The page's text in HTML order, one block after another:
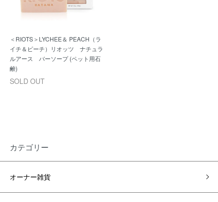
＜RIOTS＞LYCHEE＆ PEACH（ラ
イチ＆ピーチ）リオッツ ナチュラ
ルアース バーソープ (ペット用石
鹸)
SOLD OUT
カテゴリー
オーナー雑貨